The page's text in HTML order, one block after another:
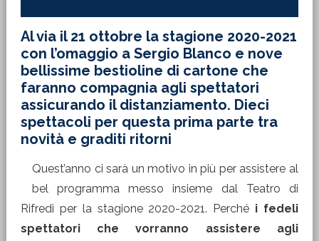
Al via il 21 ottobre la stagione 2020-2021
con l’omaggio a Sergio Blanco e nove
bellissime bestioline di cartone che
faranno compagnia agli spettatori
assicurando il distanziamento. Dieci
spettacoli per questa prima parte tra
novità e graditi ritorni
Quest’anno ci sarà un motivo in più per assistere al
bel programma messo insieme dal Teatro di
Rifredi per la stagione 2020-2021. Perché i fedeli
spettatori che vorranno assistere agli